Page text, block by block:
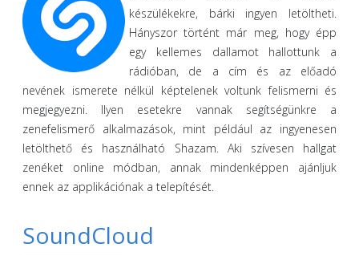
készülékekre, bárki ingyen letöltheti.
Hányszor történt már meg, hogy épp
egy kellemes dallamot hallottunk a
rádióban, de a cím és az előadó
nevének ismerete nélkül képtelenek voltunk felismerni és
megjegyezni. Ilyen esetekre vannak segítségünkre a
zenefelismerő alkalmazások, mint például az ingyenesen
letölthető és használható Shazam. Aki szívesen hallgat
zenéket online módban, annak mindenképpen ajánljuk
ennek az applikációnak a telepítését.
SoundCloud